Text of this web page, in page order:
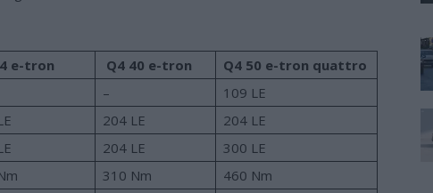
e-tron Q4 40 e-tron
Q4 50 e-tron quattro
–
109 LE
204 LE
204 LE
204 LE
300 LE
310 Nm
460 Nm